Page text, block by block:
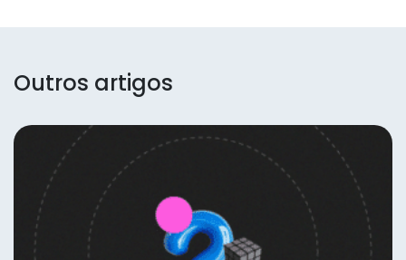
Outros artigos